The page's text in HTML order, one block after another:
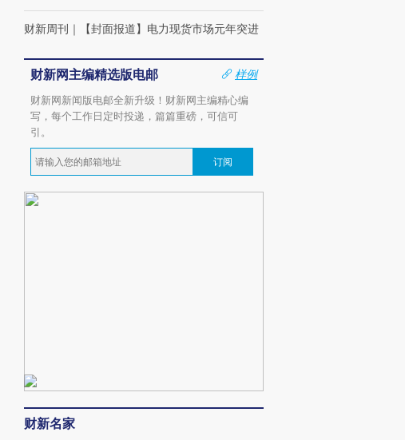
财新周刊 ｜ 【封面报道】电力现货市场元年突进
财新网主编精选版电邮
样例
财新网新闻版电邮全新升级！财新网主编精心编
写，每个工作日定时投递，篇篇重磅，可信可
引。
订阅
财新名家